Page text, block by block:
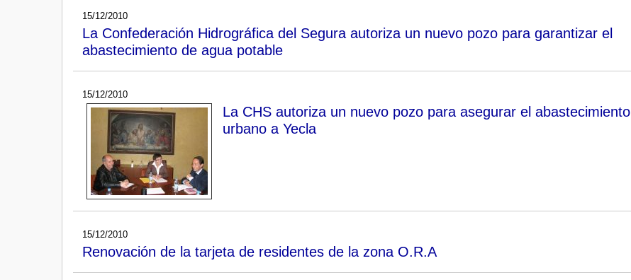
15/12/2010
La Confederación Hidrográfica del Segura autoriza un nuevo pozo para garantizar el
abastecimiento de agua potable
15/12/2010
La CHS autoriza un nuevo pozo para asegurar el abastecimiento
urbano a Yecla
15/12/2010
Renovación de la tarjeta de residentes de la zona O.R.A